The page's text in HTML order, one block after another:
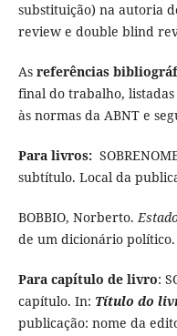
substituição) na autoria
review e double blind
As referências
final do trabalho,
às normas da ABNT e
Para livros:
subtítulo. Local da
BOBBIO, Norberto.
de um dicionário político.
Para capítulo de livro:
capítulo. In: Título do
publicação: nome da